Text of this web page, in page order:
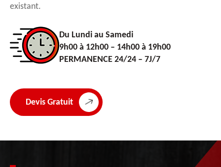
existant.
Du Lundi au Samedi
9h00 à 12h00 – 14h00 à 19h00
PERMANENCE 24/24 – 7J/7
Devis Gratuit